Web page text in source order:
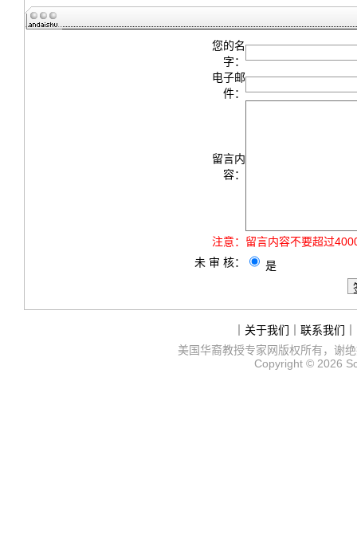
您的名
字：
电子邮
件：
留言内
容：
注意： 留言内容不要超过
未 审 核：
是
关于我们 联系我们
美国华裔教授专家网版权所有，谢
Copyright © 2026